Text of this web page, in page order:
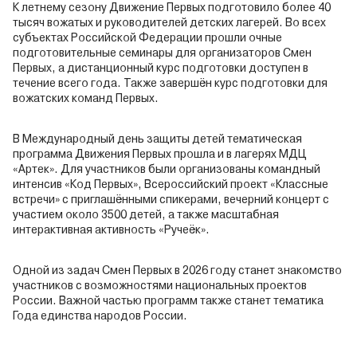
К летнему сезону Движение Первых подготовило более 40
тысяч вожатых и руководителей детских лагерей. Во всех
субъектах Российской Федерации прошли очные
подготовительные семинары для организаторов Смен
Первых, а дистанционный курс подготовки доступен в
течение всего года. Также завершён курс подготовки для
вожатских команд Первых.
В Международный день защиты детей тематическая
программа Движения Первых прошла и в лагерях МДЦ
«Артек». Для участников были организованы командный
интенсив «Код Первых», Всероссийский проект «Классные
встречи» с приглашёнными спикерами, вечерний концерт с
участием около 3500 детей, а также масштабная
интерактивная активность «Ручеёк».
Одной из задач Смен Первых в 2026 году станет знакомство
участников с возможностями национальных проектов
России. Важной частью программ также станет тематика
Года единства народов России.